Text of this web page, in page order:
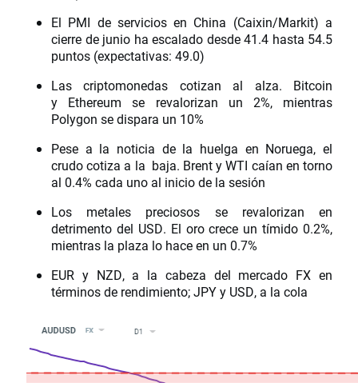
El PMI de servicios en China (Caixin/Markit) a
cierre de junio ha escalado desde 41.4 hasta 54.5
puntos (expectativas: 49.0)
Las criptomonedas cotizan al alza. Bitcoin
y Ethereum se revalorizan un 2%, mientras
Polygon se dispara un 10%
Pese a la noticia de la huelga en Noruega, el
crudo cotiza a la baja. Brent y WTI caían en torno
al 0.4% cada uno al inicio de la sesión
Los metales preciosos se revalorizan en
detrimento del USD. El oro crece un tímido 0.2%,
mientras la plaza lo hace en un 0.7%
EUR y NZD, a la cabeza del mercado FX en
términos de rendimiento; JPY y USD, a la cola